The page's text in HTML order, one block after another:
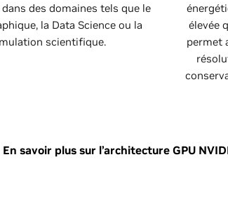
des domaines tels que le
la Data Science ou la
scientifique.
élevée
permet
En savoir plus sur l’architecture GPU